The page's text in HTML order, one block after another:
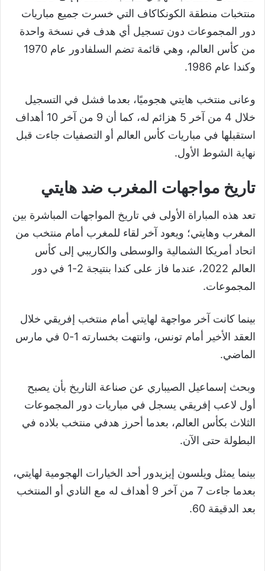
منتخبات منطقة الكونكاكاف التي خسرت جميع مباريات
دور المجموعات دون تسجيل أي هدف في نسخة واحدة
من كأس العالم، وهي قائمة تضم السلفادور عام 1970
وكندا عام 1986.
وعانى منتخب هايتي هجوميًا، بعدما فشل في التسجيل
خلال 4 من آخر 5 هزائم له، كما أن 9 من آخر 10 أهداف
استقبلها في مباريات كأس العالم أو التصفيات جاءت قبل
نهاية الشوط الأول.
تاريخ مواجهات المغرب ضد هايتي
تعد هذه المباراة الأولى في تاريخ المواجهات المباشرة بين
المغرب وهايتي؛ ويعود آخر لقاء للمغرب أمام منتخب من
اتحاد أمريكا الشمالية والوسطى والكاريبي إلى كأس
العالم 2022، عندما فاز على كندا بنتيجة 2-1 في دور
المجموعات.
بينما كانت آخر مواجهة لهايتي أمام منتخب إفريقي خلال
العقد الأخير أمام تونس، وانتهت بخسارته 1-0 في مارس
الماضي.
وبحث إسماعيل الصيباري عن صناعة التاريخ بأن يصبح
أول لاعب إفريقي يسجل في مباريات دور المجموعات
الثلاث بكأس العالم، بعدما أحرز هدفي منتخب بلاده في
البطولة حتى الآن.
بينما يمثل ويلسون إيزيدور أحد الخيارات الهجومية لهايتي،
بعدما جاءت 7 من آخر 9 أهداف له مع النادي أو المنتخب
بعد الدقيقة 60.